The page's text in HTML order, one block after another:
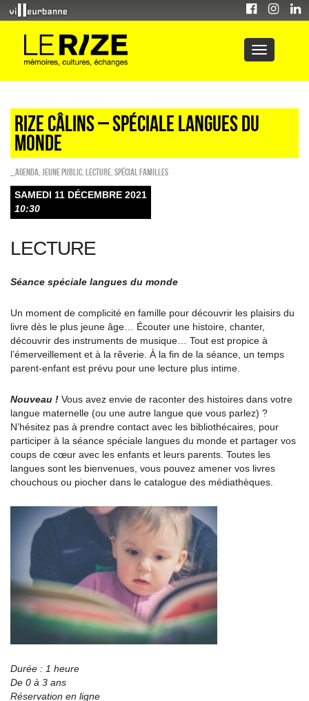
Rize câlins – Spéciale langues du
monde
_Agenda Jeune public Lecture Spécial familles
SAMEDI 11 DÉCEMBRE 2021
10:30
LECTURE
Séance spéciale langues du monde
Un moment de complicité en famille pour découvrir les plaisirs du
livre dès le plus jeune âge… Écouter une histoire, chanter,
découvrir des instruments de musique… Tout est propice à
l’émerveillement et à la rêverie. À la fin de la séance, un temps
parent-enfant est prévu pour une lecture plus intime.
Nouveau ! Vous avez envie de raconter des histoires dans votre
langue maternelle (ou une autre langue que vous parlez) ?
N’hésitez pas à prendre contact avec les bibliothécaires, pour
participer à la séance spéciale langues du monde et partager vos
coups de cœur avec les enfants et leurs parents. Toutes les
langues sont les bienvenues, vous pouvez amener vos livres
chouchous ou piocher dans le catalogue des médiathèques.
Durée : 1 heure
De 0 à 3 ans
Réservation en ligne